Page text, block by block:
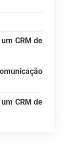
CRM de
CRM de